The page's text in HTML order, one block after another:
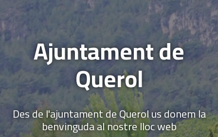
Ajuntament de
Querol
Des de l'ajuntament de Querol us donem la
benvinguda al nostre lloc web